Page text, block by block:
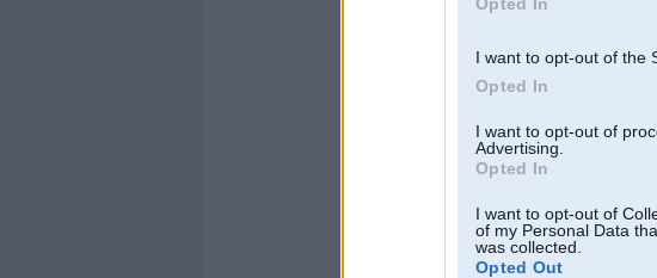
I want to opt-out of the
Opted In
I want to opt-out of
Advertising.
Opted In
I want to opt-out of
of my Personal Data
was collected.
Opted Out
Offline
kā es